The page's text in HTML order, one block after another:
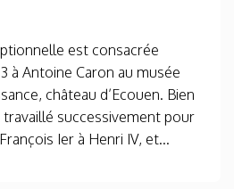
est consacrée
à Antoine Caron au musée
château d’Ecouen. Bien
travaillé successivement pour
Ier à Henri IV, et...